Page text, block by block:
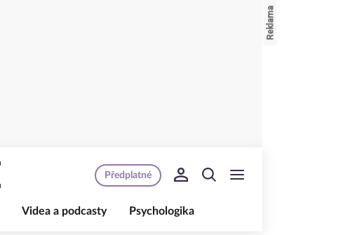
Videa a podcasty Psychologika
Předplatné